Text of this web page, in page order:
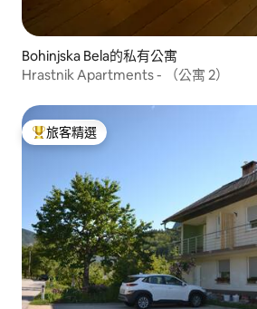
Bohinjska Bela的私有公寓
Hrastnik Apartments - （公寓 2）
旅客精選榜首
旅客精選